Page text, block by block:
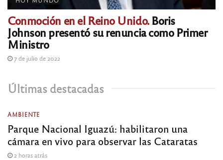
Conmoción en el Reino Unido.Boris
Johnson presentó su renuncia como Primer
Ministro
7 de julio de 2022
Últimas destacadas
AMBIENTE
Parque Nacional Iguazú: habilitaron una
cámara en vivo para observar las Cataratas
2 horas atrás